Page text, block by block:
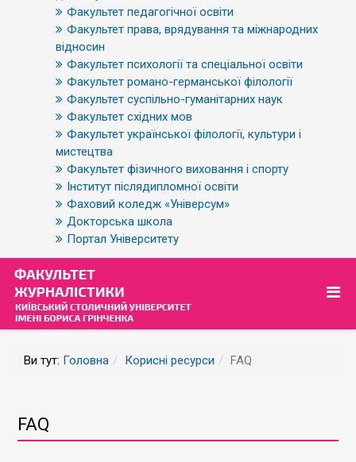
Факультет педагогічної освіти
Факультет права, врядування та міжнародних
відносин
Факультет психології та спеціальної освіти
Факультет романо-германської філології
Факультет суспільно-гуманітарних наук
Факультет східних мов
Факультет української філології, культури і
мистецтва
Факультет фізичного виховання і спорту
Інститут післядипломної освіти
Фаховий коледж «Універсум»
Докторська школа
Портал Університету
Ви тут: Головна Корисні ресурси FAQ
FAQ